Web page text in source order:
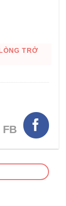
TRỞ
FB